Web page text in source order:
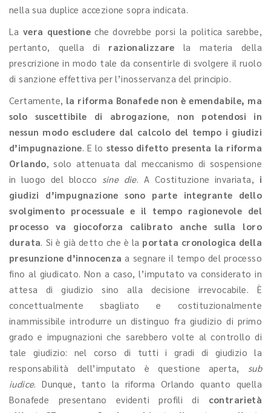
nella sua duplice accezione sopra indicata.
La vera questione che dovrebbe porsi la politica sarebbe,
pertanto, quella di razionalizzare la materia della
prescrizione in modo tale da consentirle di svolgere il ruolo
di sanzione effettiva per l’inosservanza del principio.
Certamente, la riforma Bonafede non è emendabile, ma
solo suscettibile di abrogazione, non potendosi in
nessun modo escludere dal calcolo del tempo i giudizi
d’impugnazione. E lo stesso difetto presenta la riforma
Orlando, solo attenuata dal meccanismo di sospensione
in luogo del blocco sine die. A Costituzione invariata, i
giudizi d’impugnazione sono parte integrante dello
svolgimento processuale e il tempo ragionevole del
processo va giocoforza calibrato anche sulla loro
durata. Si è già detto che è la portata cronologica della
presunzione d’innocenza a segnare il tempo del processo
fino al giudicato. Non a caso, l’imputato va considerato in
attesa di giudizio sino alla decisione irrevocabile. È
concettualmente sbagliato e costituzionalmente
inammissibile introdurre un distinguo fra giudizio di primo
grado e impugnazioni che sarebbero volte al controllo di
tale giudizio: nel corso di tutti i gradi di giudizio la
responsabilità dell’imputato è questione aperta, sub
iudice. Dunque, tanto la riforma Orlando quanto quella
Bonafede presentano evidenti profili di contrarietà